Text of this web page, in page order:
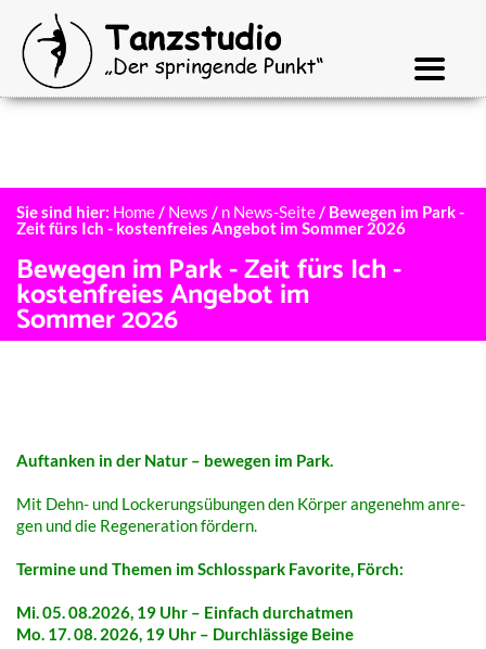
Bewegen im Park - Zeit fürs Ich -
kostenfreies Angebot im
Sommer 2026
Sie sind hier: Home/ News / n News-Seite/ Bewegen im Park -
Zeit fürs Ich - kostenfreies Angebot im Sommer 2026
Auftan­ken in der Natur – bewe­gen im Park.
Mit Dehn- und Locke­rungs­übun­gen den Körper ange­nehm anre­
gen und die Rege­ne­ra­ti­on fördern.
Termi­ne und Themen im Schloss­park Favo­ri­te, Förch:
Mi. 05. 08.2026, 19 Uhr – Einfach durchatmen
Mo. 17. 08. 2026, 19 Uhr – Durch­läs­si­ge Beine